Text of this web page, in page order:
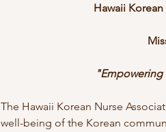
Hawaii
The Hawaii Korean Nurse
well-being of the Korean